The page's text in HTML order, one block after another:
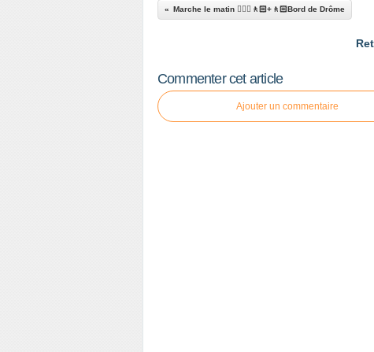
Marche le matin 🚶🏼‍♂️🚶🏻+🚶🏻Bord de Drôme
Commenter cet article
Ajouter un commentaire